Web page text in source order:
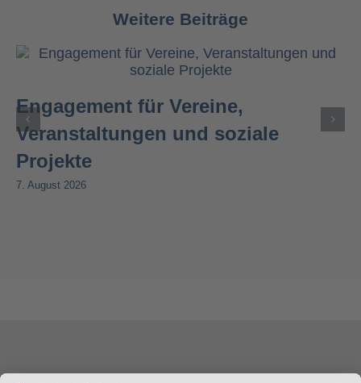
Weitere Beiträge
Engagement für Vereine,
Veranstaltungen und soziale
Projekte
7. August 2026